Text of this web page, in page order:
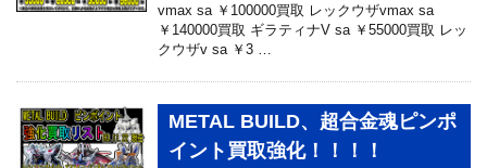
vmax sa ￥100000買取 レックウザvmax sa
￥140000買取 ギラティナV sa ￥55000買取 レッ
クウザv sa ￥3 …
METAL BUILD、超合金魂ピンポ
イント買取強化！！！！